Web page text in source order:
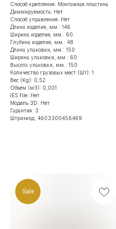
Способ крепления: Монтажная пластина
Диммируемость: Нет
Способ управления: Нет
Длина изделия, мм.: 146
Ширина изделия, мм.: 60
Глубина изделия, мм.: 48
Длина упаковки, мм.: 150
Ширина упаковки, мм.: 60
Высота упаковки, мм.: 150
Количество грузовых мест (Шт): 1
Вес (Kg): 0,52
Объем (м3): 0,001
IES file: Нет
Модель 3D: Нет
Гарантия: 3
Штрихкод: 4603300456469
Sale